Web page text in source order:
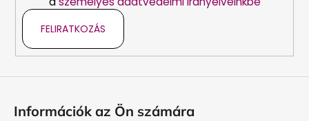
FELIRATKOZÁS
Információk az Ön számára